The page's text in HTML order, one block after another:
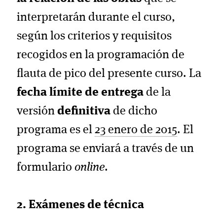
interpretarán durante el curso,
según los criterios y requisitos
recogidos en la programación de
flauta de pico del presente curso. La
fecha límite de entrega de la
versióndefinitiva de dicho
programa es el23 enero de 2015. El
programa se enviará a través de un
formularioonline.
2. Exámenes de técnica